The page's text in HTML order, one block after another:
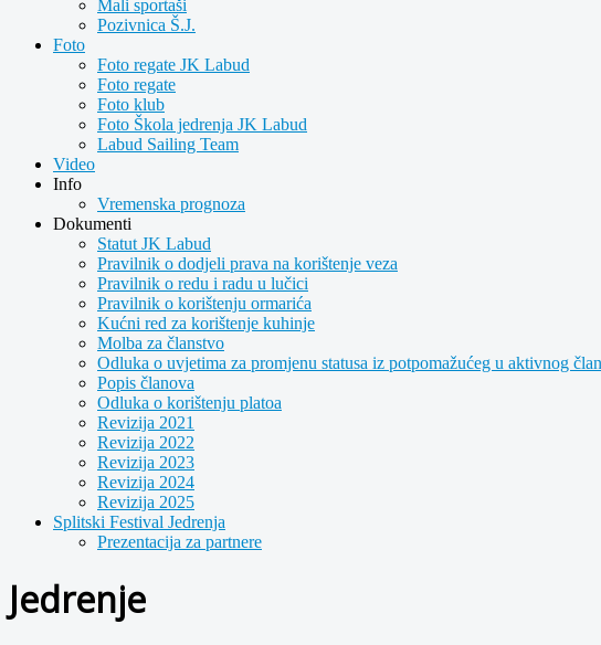
Mali sportaši
Pozivnica Š.J.
Foto
Foto regate JK Labud
Foto regate
Foto klub
Foto Škola jedrenja JK Labud
Labud Sailing Team
Video
Info
Vremenska prognoza
Dokumenti
Statut JK Labud
Pravilnik o dodjeli prava na korištenje veza
Pravilnik o redu i radu u lučici
Pravilnik o korištenju ormarića
Kućni red za korištenje kuhinje
Molba za članstvo
Odluka o uvjetima za promjenu statusa iz potpomažućeg u aktivnog
Popis članova
Odluka o korištenju platoa
Revizija 2021
Revizija 2022
Revizija 2023
Revizija 2024
Revizija 2025
Splitski Festival Jedrenja
Prezentacija za partnere
Jedrenje